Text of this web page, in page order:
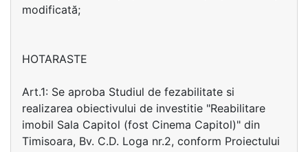
modificată;
HOTARASTE
Art.1: Se aproba Studiul de fezabilitate si
realizarea obiectivului de investitie "Reabilitare
imobil Sala Capitol (fost Cinema Capitol)" din
Timisoara, Bv. C.D. Loga nr.2, conform Proiectului